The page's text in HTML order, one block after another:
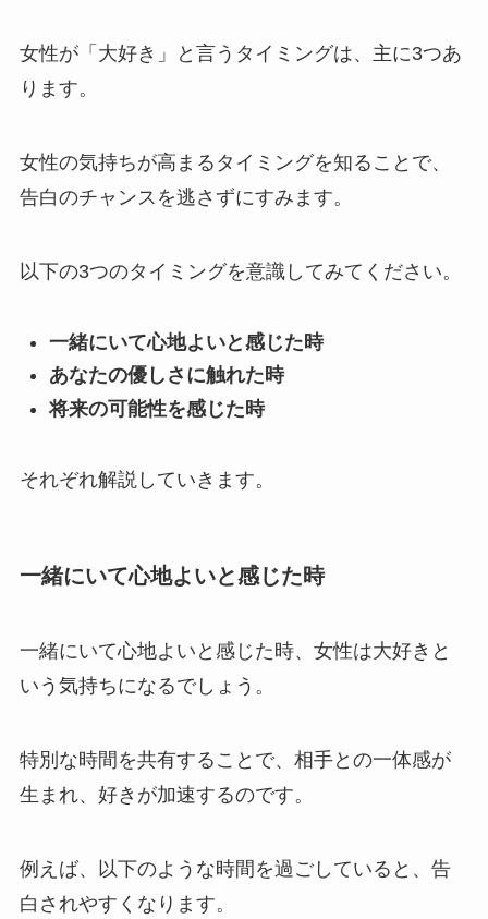
女性が「大好き」と言うタイミングは、主に3つあ
ります。
女性の気持ちが高まるタイミングを知ることで、
告白のチャンスを逃さずにすみます。
以下の3つのタイミングを意識してみてください。
一緒にいて心地よいと感じた時
あなたの優しさに触れた時
将来の可能性を感じた時
それぞれ解説していきます。
一緒にいて心地よいと感じた時
一緒にいて心地よいと感じた時、女性は大好きと
いう気持ちになるでしょう。
特別な時間を共有することで、相手との一体感が
生まれ、好きが加速するのです。
例えば、以下のような時間を過ごしていると、告
白されやすくなります。